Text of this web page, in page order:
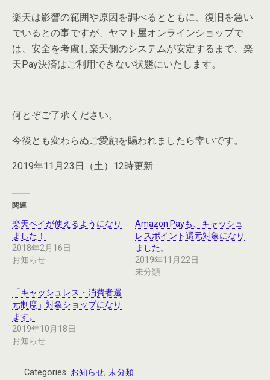
楽天は影響の範囲や原因を調べるとともに、復旧を急い
でいるとの事ですが、ヤマト屋オンラインショップで
は、安全を考慮し楽天側のシステムが安定するまで、楽
天Pay決済はご利用できない状態にいたします。
何とぞご了承ください。
今後とも変わらぬご愛顧を賜われましたら幸いです。
2019年11月23日（土）12時更新
関連
楽天ペイが使えるようになり
ました！
2018年2月16日
お知らせ
Amazon Payも、キャッシュ
レスポイント還元対象になり
ました。
2019年11月22日
未分類
「キャッシュレス・消費者還
元制度」対象ショップになり
ます。
2019年10月18日
お知らせ
Categories: お知らせ, 未分類